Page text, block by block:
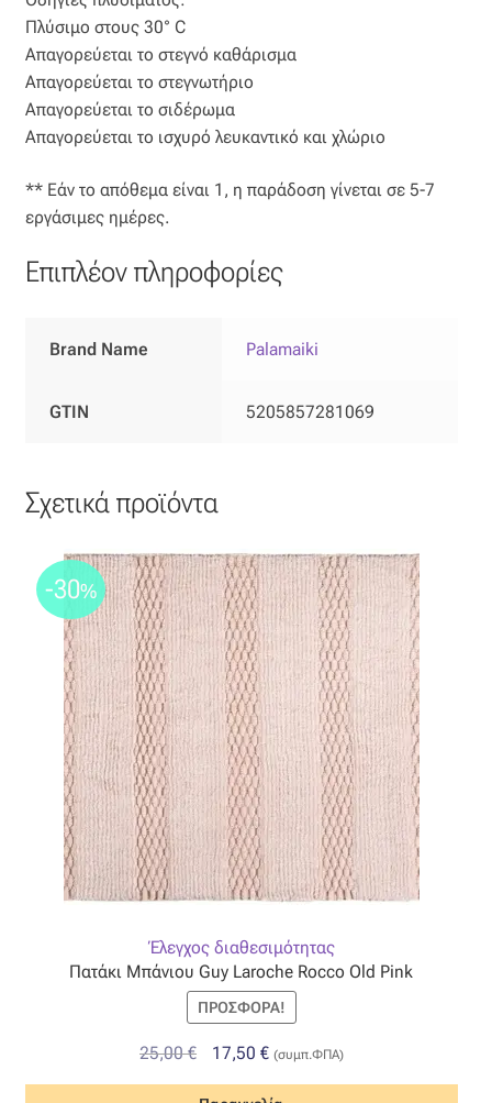
Φόδρα
Ψάθα
ΠΙΣΤΟΠΟΙΗΣΕΙΣ ΧΑΛΙΩΝ COLORE COLORI
Πληρωμές
Πλύσιμο στους 30° C
Απαγορεύεται το στεγνό καθάρισμα
Απαγορεύεται το στεγνωτήριο
Απαγορεύεται το σιδέρωμα
Απαγορεύεται το ισχυρό λευκαντικό και χλώριο
** Εάν το απόθεμα είναι 1, η παράδοση γίνεται σε 5-7
εργάσιμες ημέρες.
Επιπλέον πληροφορίες
Brand Name Palamaiki
GTIN 5205857281069
Σχετικά προϊόντα
Έλεγχος διαθεσιμότητας
-30%
Πατάκι Μπάνιου Guy Laroche Rocco Old Pink
ΠΡΟΣΦΟΡΆ!
25,00€
Original
price
17,50 €Η
τρέχουσα
(συμπ.ΦΠΑ)